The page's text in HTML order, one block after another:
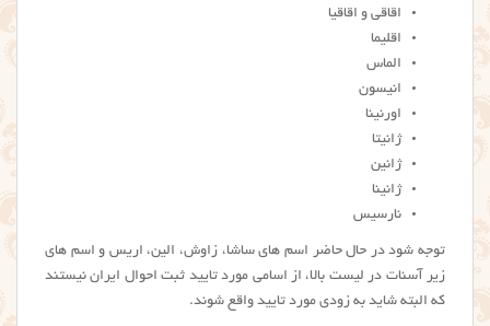
اقاقی و اقاقیا
اقلیما
الماس
انیسون
اورنینا
ژانیتا
ژانین
ژانینا
نارسیس
توجه شود در حال حاضر اسم های ساشا، زاوش، الین، اریس و اسم های
زیر آسنات در لیست بالا، از اسامی مورد تایید ثبت احوال ایران نیستند
که البته شاید به زودی مورد تایید واقع شوند.